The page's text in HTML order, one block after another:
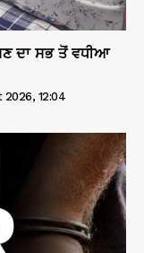
ਦਾ ਸਭ ਤੋਂ ਵਧੀਆ
2026, 12:04